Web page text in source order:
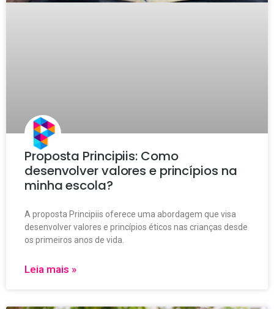
Proposta Principiis: Como
desenvolver valores e princípios na
minha escola?
A proposta Principiis oferece uma abordagem que visa
desenvolver valores e princípios éticos nas crianças desde
os primeiros anos de vida.
Leia mais »